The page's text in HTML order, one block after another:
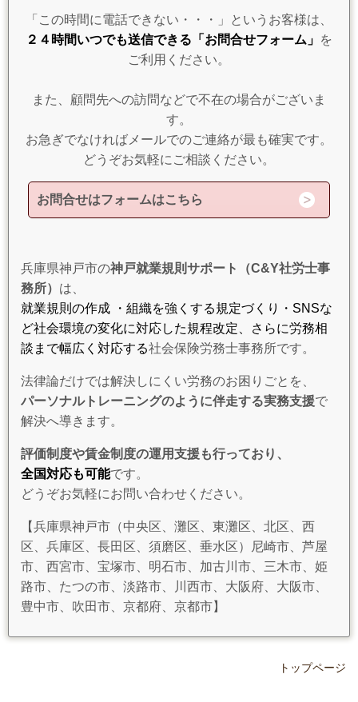
「この時間に電話できない・・・」というお客様は、
２４時間いつでも送信できる「お問合せフォーム」 を
ご利用ください。
また、顧問先への訪問などで不在の場合がございま
す。
お急ぎでなければメールでのご連絡が最も確実です。
どうぞお気軽にご相談ください。
お問合せはフォームはこちら
兵庫県神戸市の神戸就業規則サポート（C&Y社労士事
務所） は、
就業規則の作成 ・組織を強くする規定づくり・SNSな
ど社会環境の変化に対応した規程改定、さらに労務相
談まで幅広く対応する社会保険労務士事務所です。
法律論だけでは解決しにくい労務のお困りごとを、
パーソナルトレーニングのように伴走する実務支援で
解決へ導きます。
評価制度や賃金制度の運用支援も行っており、
全国対応も可能です。
どうぞお気軽にお問い合わせください。
【兵庫県神戸市（中央区、灘区、東灘区、北区、西
区、兵庫区、長田区、須磨区、垂水区）尼崎市、芦屋
市、西宮市、宝塚市、明石市、加古川市、三木市、姫
路市、たつの市、淡路市、川西市、大阪府、大阪市、
豊中市、吹田市、京都府、京都市】
トップページ